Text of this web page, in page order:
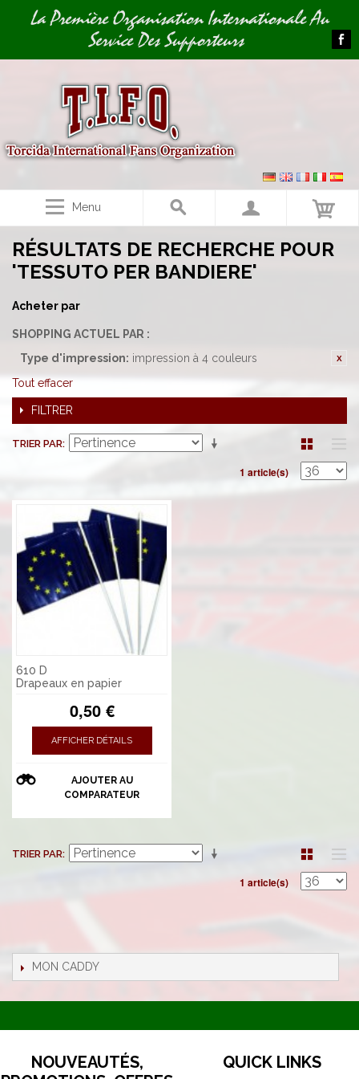
Image 01La Première Organisation Internationale Au
Service Des Supporteurs
Menu
RÉSULTATS DE RECHERCHE POUR
'TESSUTO PER BANDIERE'
Acheter par
SHOPPING ACTUEL PAR :
Type d'impression: impression à 4 couleurs
Tout effacer
FILTRER
TRIER PAR
1 article(s)
610 D
Drapeaux en papier
0,50 €
AFFICHER DÉTAILS
AJOUTER AU
COMPARATEUR
TRIER PAR
1 article(s)
MON CADDY
NOUVEAUTÉS,
QUICK LINKS